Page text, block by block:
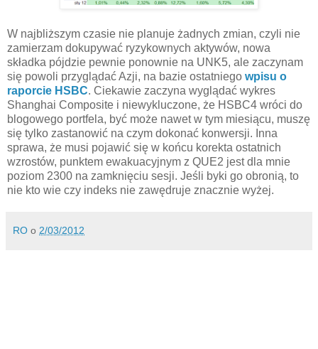
W najbliższym czasie nie planuje żadnych zmian, czyli nie
zamierzam dokupywać ryzykownych aktywów, nowa
składka pójdzie pewnie ponownie na UNK5, ale zaczynam
się powoli przyglądać Azji, na bazie ostatniego wpisu o
raporcie HSBC. Ciekawie zaczyna wyglądać wykres
Shanghai Composite i niewykluczone, że HSBC4 wróci do
blogowego portfela, być może nawet w tym miesiącu, muszę
się tylko zastanowić na czym dokonać konwersji. Inna
sprawa, że musi pojawić się w końcu korekta ostatnich
wzrostów, punktem ewakuacyjnym z QUE2 jest dla mnie
poziom 2300 na zamknięciu sesji. Jeśli byki go obronią, to
nie kto wie czy indeks nie zawędruje znacznie wyżej.
RO o 2/03/2012